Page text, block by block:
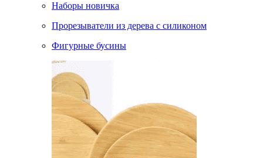
Наборы новичка
Прорезыватели из дерева с силиконом
Фигурные бусины